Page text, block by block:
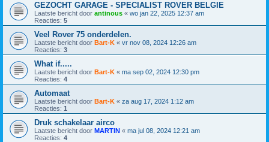
GEZOCHT GARAGE - SPECIALIST ROVER BELGIE
Laatste bericht door antinous « wo jan 22, 2025 12:37 am
Reacties: 5
Veel Rover 75 onderdelen.
Laatste bericht door Bart-K « vr nov 08, 2024 12:26 am
Reacties: 3
What if.....
Laatste bericht door Bart-K « ma sep 02, 2024 12:30 pm
Reacties: 4
Automaat
Laatste bericht door Bart-K « za aug 17, 2024 1:12 am
Reacties: 1
Druk schakelaar airco
Laatste bericht door MARTIN « ma jul 08, 2024 12:21 am
Reacties: 4